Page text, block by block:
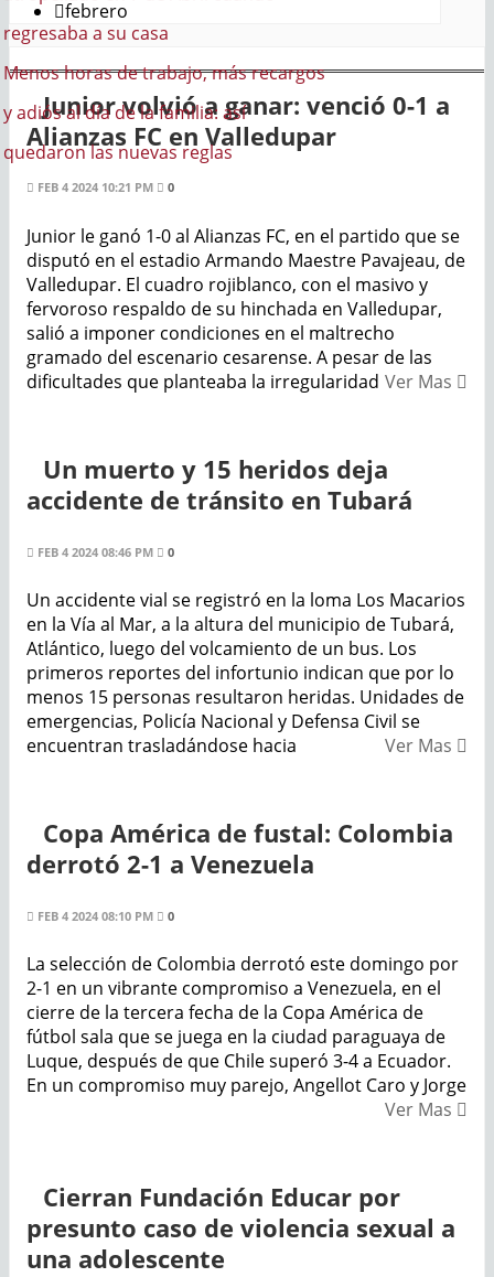
más recargos
así
reglas
febrero
Junior volvió a ganar: venció 0-1 a
Alianzas FC en Valledupar
FEB 4 2024 10:21 PM 0
Junior le ganó 1-0 al Alianzas FC, en el partido que se
disputó en el estadio Armando Maestre Pavajeau, de
Valledupar. El cuadro rojiblanco, con el masivo y
fervoroso respaldo de su hinchada en Valledupar,
salió a imponer condiciones en el maltrecho
gramado del escenario cesarense. A pesar de las
dificultades que planteaba la irregularidad Ver Mas
Un muerto y 15 heridos deja
accidente de tránsito en Tubará
FEB 4 2024 08:46 PM 0
Un accidente vial se registró en la loma Los Macarios
en la Vía al Mar, a la altura del municipio de Tubará,
Atlántico, luego del volcamiento de un bus. Los
primeros reportes del infortunio indican que por lo
menos 15 personas resultaron heridas. Unidades de
emergencias, Policía Nacional y Defensa Civil se
encuentran trasladándose hacia
Ver Mas
Copa América de fustal: Colombia
derrotó 2-1 a Venezuela
FEB 4 2024 08:10 PM 0
La selección de Colombia derrotó este domingo por
2-1 en un vibrante compromiso a Venezuela, en el
cierre de la tercera fecha de la Copa América de
fútbol sala que se juega en la ciudad paraguaya de
Luque, después de que Chile superó 3-4 a Ecuador.
En un compromiso muy parejo, Angellot Caro y Jorge
Ver Mas
Cierran Fundación Educar por
presunto caso de violencia sexual a
una adolescente